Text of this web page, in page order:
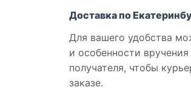
Доставка по
Для вашего удобства
и особенности
получателя, чтобы
заказе.